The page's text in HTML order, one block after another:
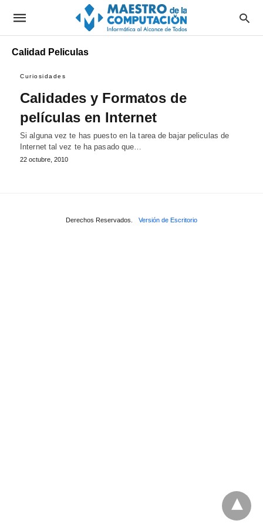
Calidad Peliculas
Curiosidades
Calidades y Formatos de
películas en Internet
Si alguna vez te has puesto en la tarea de bajar peliculas de
Internet tal vez te ha pasado que…
22 octubre, 2010
Derechos Reservados. Versión de Escritorio